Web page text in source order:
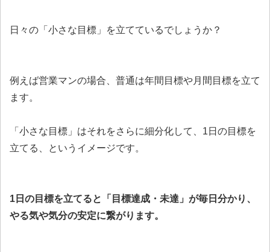
日々の「小さな目標」を立てているでしょうか？
例えば営業マンの場合、普通は年間目標や月間目標を立て
ます。
「小さな目標」はそれをさらに細分化して、1日の目標を
立てる、というイメージです。
1日の目標を立てると「目標達成・未達」が毎日分かり、
やる気や気分の安定に繋がります。